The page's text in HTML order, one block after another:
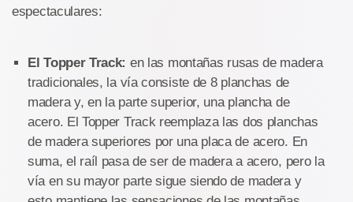
espectaculares:
El Topper Track: en las montañas rusas de madera
tradicionales, la vía consiste de 8 planchas de
madera y, en la parte superior, una plancha de
acero. El Topper Track reemplaza las dos planchas
de madera superiores por una placa de acero. En
suma, el raíl pasa de ser de madera a acero, pero la
vía en su mayor parte sigue siendo de madera y